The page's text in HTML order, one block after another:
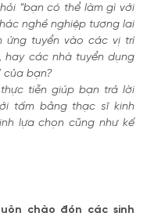
“bạn có thể làm gì với
nghề nghiệp tương lai
ứng tuyển vào các vị trí
hay các nhà tuyển dụng
của bạn?
tiễn giúp bạn trả lời
tấm bằng thạc sĩ kinh
lựa chọn cũng như kế
chào đón các sinh